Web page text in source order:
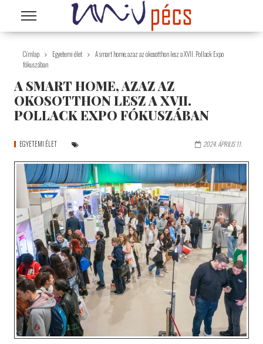
Ugrás a tartalomra
Címlap Egyetemi élet
A smart home, azaz az okosotthon lesz a XVII. Pollack Expo
fókuszában
A SMART HOME, AZAZ AZ
OKOSOTTHON LESZ A XVII.
POLLACK EXPO FÓKUSZÁBAN
EGYETEMI ÉLET 2024. ÁPRILIS 11.